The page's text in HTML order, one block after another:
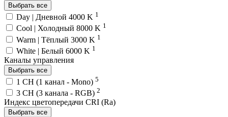
Выбрать все
Day | Дневной 4000 K 1
Cool | Холодный 8000 K 1
Warm | Тёплый 3000 K 1
White | Белый 6000 K 1
Каналы управления
Выбрать все
1 CH (1 канал - Mono) 5
3 CH (3 канала - RGB) 2
Индекс цветопередачи CRI (Ra)
Выбрать все